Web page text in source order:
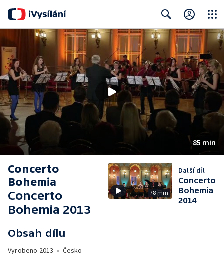
Search Close
85 min
Concerto
Bohemia
Concerto
Bohemia 2013
Obsah dílu
Vyrobeno 2013 • Česko
78 min
Další díl
Concerto
Bohemia
2014